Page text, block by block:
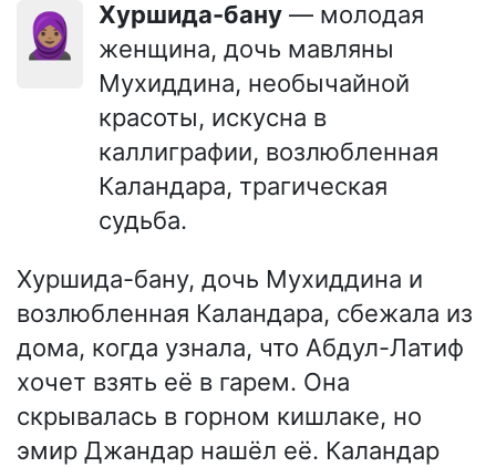
🧕🏽 Хуршида-бану — молодая
женщина, дочь мавляны
Мухиддина, необычайной
красоты, искусна в
каллиграфии, возлюбленная
Каландара, трагическая
судьба.
Хуршида-бану, дочь Мухиддина и
возлюбленная Каландара, сбежала из
дома, когда узнала, что Абдул-Латиф
хочет взять её в гарем. Она
скрывалась в горном кишлаке, но
эмир Джандар нашёл её. Каландар